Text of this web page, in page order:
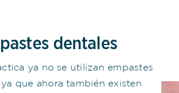
dentales
ya no se utilizan empastes
que ahora también existen